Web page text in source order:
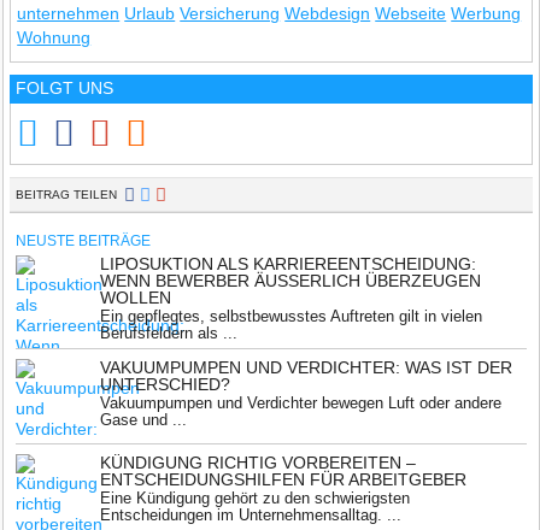
unternehmen Urlaub Versicherung Webdesign Webseite Werbung
Wohnung
FOLGT UNS
BEITRAG TEILEN
NEUSTE BEITRÄGE
LIPOSUKTION ALS KARRIEREENTSCHEIDUNG:
WENN BEWERBER ÄUSSERLICH ÜBERZEUGEN W
OLLEN
Ein gepflegtes, selbstbewusstes Auftreten gilt in vielen
Berufsfeldern als ...
VAKUUMPUMPEN UND VERDICHTER: WAS IST DER
UNTERSCHIED?
Vakuumpumpen und Verdichter bewegen Luft oder andere
Gase und ...
KÜNDIGUNG RICHTIG VORBEREITEN –
ENTSCHEIDUNGSHILFEN FÜR ARBEITGEBER
Eine Kündigung gehört zu den schwierigsten
Entscheidungen im Unternehmensalltag. ...